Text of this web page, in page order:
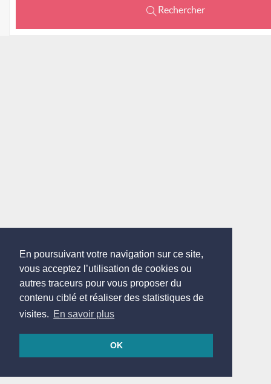
En poursuivant votre navigation sur ce site,
vous acceptez l’utilisation de cookies ou
autres traceurs pour vous proposer du
contenu ciblé et réaliser des statistiques de
visites. En savoir plus
OK
Rechercher